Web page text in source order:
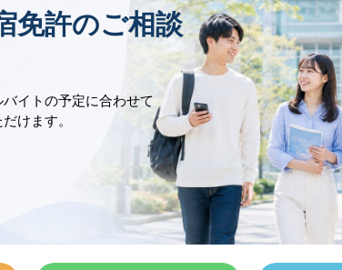
免許のご相談
イトの予定に合わせて
けます。